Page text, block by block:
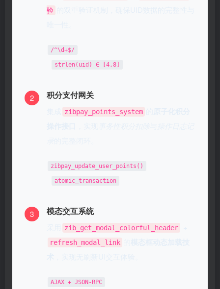
验
/^\d+$/
strlen(uid) ∈ [4,8]
2 积分支付网关
zibpay_points_system
zibpay_update_user_points()
atomic_transaction
3 模态交互系统
zib_get_modal_colorful_header
refresh_modal_link
AJAX + JSON-RPC